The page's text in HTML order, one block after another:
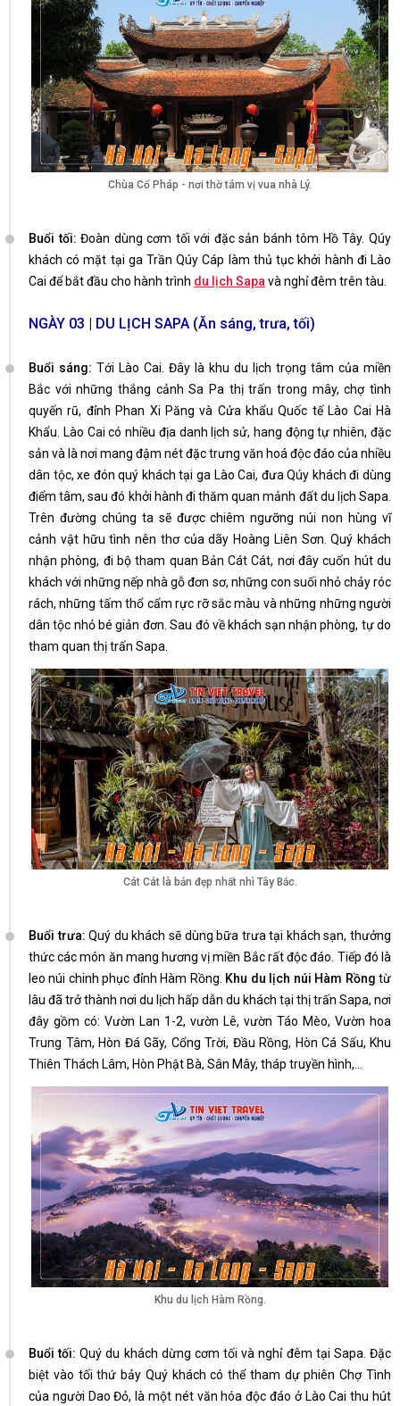
Chùa Cổ Pháp - nơi thờ tám vị vua nhà Lý.
Buổi tối: Đoàn dùng cơm tối với đặc sản bánh tôm Hồ Tây. Qúy
khách có mặt tại ga Trần Qúy Cáp làm thủ tục khởi hành đi Lào
Cai để bắt đầu cho hành trình du lịch Sapa và nghỉ đêm trên tàu.
NGÀY 03 | DU LỊCH SAPA (Ăn sáng, trưa, tối)
Buổi sáng: Tới Lào Cai. Đây là khu du lịch trọng tâm của miền
Bắc với những thắng cảnh Sa Pa thị trấn trong mây, chợ tình
quyến rũ, đỉnh Phan Xi Păng và Cửa khẩu Quốc tế Lào Cai Hà
Khẩu. Lào Cai có nhiều địa danh lịch sử, hang động tự nhiên, đặc
sản và là nơi mang đậm nét đặc trưng văn hoá độc đáo của nhiều
dân tộc, xe đón quý khách tại ga Lào Cai, đưa Qúy khách đi dùng
điểm tâm, sau đó khởi hành đi thăm quan mảnh đất du lịch Sapa.
Trên đường chúng ta sẽ được chiêm ngưỡng núi non hùng vĩ
cảnh vật hữu tình nên thơ của dãy Hoàng Liên Sơn. Quý khách
nhận phòng, đi bộ tham quan Bản Cát Cát, nơi đây cuốn hút du
khách với những nếp nhà gỗ đơn sơ, những con suối nhỏ chảy róc
rách, những tấm thổ cẩm rực rỡ sắc màu và những những người
dân tộc nhỏ bé giản đơn. Sau đó về khách sạn nhận phòng, tự do
tham quan thị trấn Sapa.
Cát Cát là bản đẹp nhất nhì Tây Bắc.
Buổi trưa:Quý du khách sẽ dùng bữa trưa tại khách sạn, thưởng
thức các món ăn mang hương vị miền Bắc rất độc đáo. Tiếp đó là
leo núi chinh phục đỉnh Hàm Rồng. Khu du lịch núi Hàm Rồng từ
lâu đã trở thành nơi du lịch hấp dẫn du khách tại thị trấn Sapa, nơi
đây gồm có: Vườn Lan 1-2, vườn Lê, vườn Táo Mèo, Vườn hoa
Trung Tâm, Hòn Đá Gãy, Cổng Trời, Đầu Rồng, Hòn Cá Sấu, Khu
Thiên Thách Lâm, Hòn Phật Bà, Sân Mây, tháp truyền hình,...
Khu du lịch Hàm Rồng.
Buổi tối: Quý du khách dừng cơm tối và nghỉ đêm tại Sapa. Đặc
biệt vào tối thứ bảy Quý khách có thể tham dự phiên Chợ Tình
của người Dao Đỏ, là một nét văn hóa độc đáo ở Lào Cai thu hút